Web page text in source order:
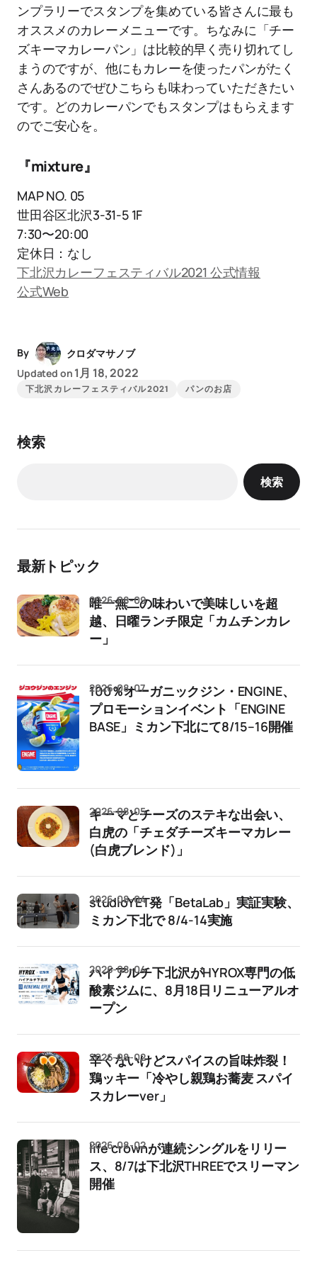
ンプラリーでスタンプを集めている皆さんに最も
オススメのカレーメニューです。ちなみに「チー
ズキーマカレーパン」は比較的早く売り切れてし
まうのですが、他にもカレーを使ったパンがたく
さんあるのでぜひこちらも味わっていただきたい
です。どのカレーパンでもスタンプはもらえます
のでご安心を。
『mixture』
MAP NO. 05
世田谷区北沢3-31-5 1F
7:30〜20:00
定休日：なし
下北沢カレーフェスティバル2021 公式情報
公式Web
By
クロダマサノブ
Updated on 1月 18, 2022
下北沢カレーフェスティバル2021 パンのお店
検索
検索
最新トピック
唯一無二の味わいで美味しいを超
越、日曜ランチ限定「カムチンカレ
ー」
2026-08-09
100％オーガニックジン・ENGINE、
プロモーションイベント「ENGINE
BASE」ミカン下北にて8/15–16開催
2026-08-07
キーマとチーズのステキな出会い、
白虎の「チェダチーズキーマカレー
(白虎ブレンド)」
2026-08-05
studioYET発「BetaLab」実証実験、
ミカン下北で 8/4-14実施
2026-08-04
ハイアルチ下北沢がHYROX専門の低
酸素ジムに、8月18日リニューアルオ
ープン
2026-08-04
辛くないけどスパイスの旨味炸裂！
鶏ッキー「冷やし親鶏お蕎麦 スパイ
スカレーver」
2026-08-02
life crownが連続シングルをリリー
ス、8/7は下北沢THREEでスリーマン
開催
2026-08-02